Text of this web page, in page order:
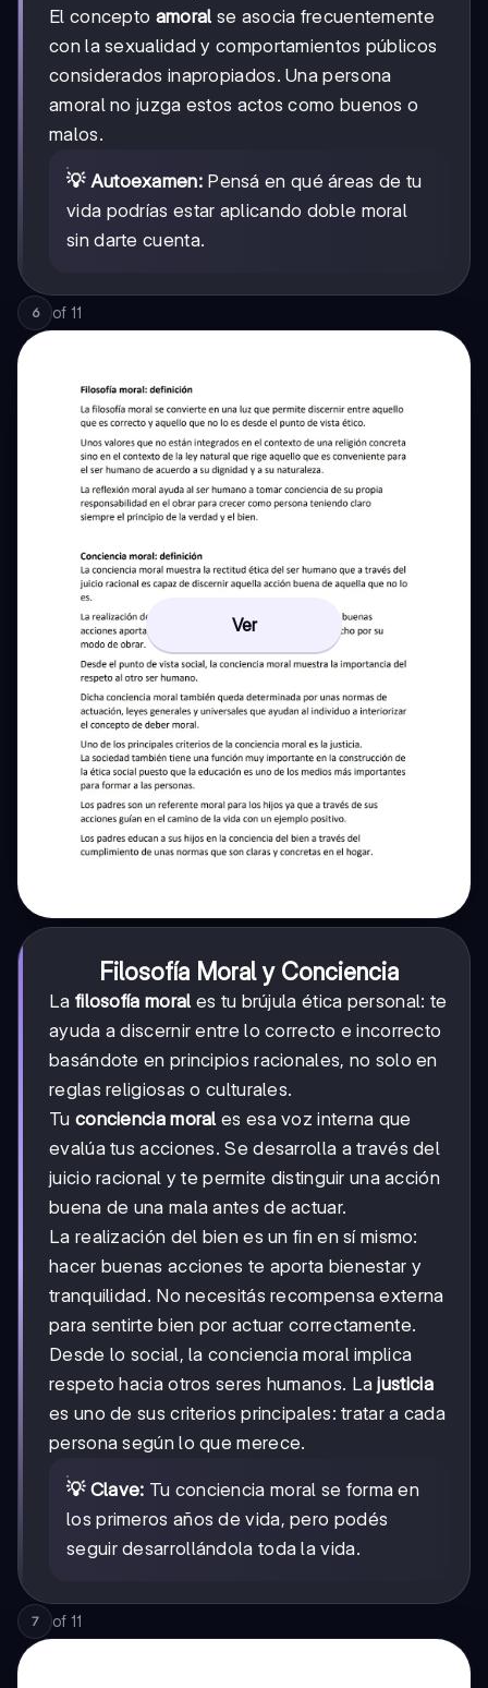
El concepto amoral se asocia frecuentemente
con la sexualidad y comportamientos públicos
considerados inapropiados. Una persona
amoral no juzga estos actos como buenos o
malos.
💡 Autoexamen:Pensá en qué áreas de tu
vida podrías estar aplicando doble moral
sin darte cuenta.
6 of 11
Ver
Filosofía Moral y Conciencia
La filosofía moral es tu brújula ética personal: te
ayuda a discernir entre lo correcto e incorrecto
basándote en principios racionales, no solo en
reglas religiosas o culturales.
Tu conciencia moral es esa voz interna que
evalúa tus acciones. Se desarrolla a través del
juicio racional y te permite distinguir una acción
buena de una mala antes de actuar.
La realización del bien es un fin en sí mismo:
hacer buenas acciones te aporta bienestar y
tranquilidad. No necesitás recompensa externa
para sentirte bien por actuar correctamente.
Desde lo social, la conciencia moral implica
respeto hacia otros seres humanos. Lajusticia
es uno de sus criterios principales: tratar a cada
persona según lo que merece.
💡 Clave: Tu conciencia moral se forma en
los primeros años de vida, pero podés
seguir desarrollándola toda la vida.
7 of 11